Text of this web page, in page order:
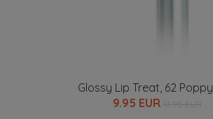
Glossy Lip Treat, 62
9.95 EUR